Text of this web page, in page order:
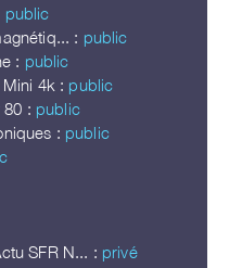
public
: public
: public
4k : public
80 : public
: public
SFR N... : privé